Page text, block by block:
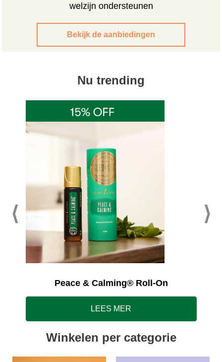
welzijn ondersteunen
Bekijk de aanbiedingen
Nu trending
Peace & Calming® Roll-On
LEES MER
Winkelen per categorie